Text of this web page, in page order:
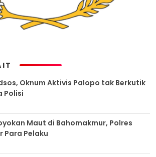
Oknum Aktivis Palopo tak Berkutik
Polisi
Maut di Bahomakmur, Polres
Para Pelaku